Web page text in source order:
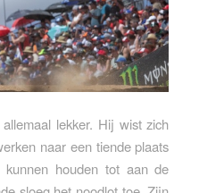
lekker. Hij wist zich
naar een tiende plaats
houden tot aan de